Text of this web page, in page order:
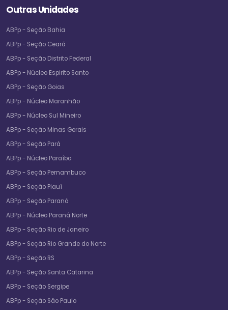
Outras Unidades
ABPp - Seção Bahia
ABPp - Seção Ceará
ABPp - Seção Distrito Federal
ABPp - Núcleo Espirito Santo
ABPp - Seção Goias
ABPp - Núcleo Maranhão
ABPp - Núcleo Sul Mineiro
ABPp - Seção Minas Gerais
ABPp - Seção Pará
ABPp - Núcleo Paraíba
ABPp - Seção Pernambuco
ABPp - Seção Piauí
ABPp - Seção Paraná
ABPp - Núcleo Paraná Norte
ABPp - Seção Rio de Janeiro
ABPp - Seção Rio Grande do Norte
ABPp - Seção RS
ABPp - Seção Santa Catarina
ABPp - Seção Sergipe
ABPp - Seção São Paulo